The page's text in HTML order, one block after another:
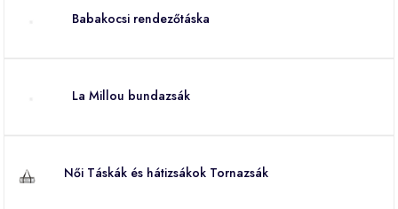
Babakocsi rendezőtáska
La Millou bundazsák
Női Táskák és hátizsákok Tornazsák